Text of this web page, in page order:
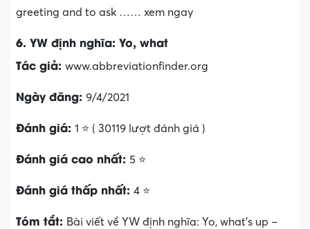
greeting and to ask …… xem ngay
6. YW định nghĩa: Yo, what
Tác giả: www.abbreviationfinder.org
Ngày đăng: 9/4/2021
Đánh giá: 1 ⭐ ( 30119 lượt đánh giá )
Đánh giá cao nhất: 5 ⭐
Đánh giá thấp nhất: 4 ⭐
Tóm tắt: Bài viết về YW định nghĩa: Yo, what’s up –